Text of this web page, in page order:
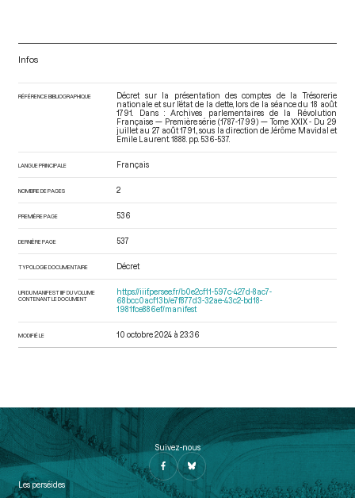
Infos
RÉFÉRENCE BIBLIOGRAPHIQUE
Décret sur la présentation des comptes de la Trésorerie
nationale et sur l’état de la dette, lors de la séance du 18 août
1791. Dans : Archives parlementaires de la Révolution
Française — Première série (1787-1799) — Tome XXIX - Du 29
juillet au 27 août 1791. , sous la direction de Jérôme Mavidal et
Emile Laurent. 1888. pp. 536-537.
LANGUE PRINCIPALE Français
NOMBRE DE PAGES 2
PREMIÈRE PAGE 536
DERNIÈRE PAGE 537
TYPOLOGIE DOCUMENTAIRE Décret
URI DU MANIFEST IIIF DU VOLUME
CONTENANT LE DOCUMENT
https://iiif.persee.fr/b0e2cf11-597c-427d-8ac7-
68bcc0acf13b/e7f877d3-32ae-43c2-bd18-
1981fce886ef/manifest
MODIFIÉ LE 10 octobre 2024 à 23:36
Suivez-nous
Les perséides